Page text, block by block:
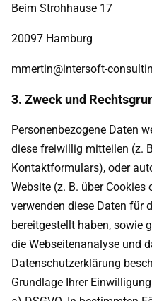
Beim Strohhause 17
20097 Hamburg
mmertin@intersoft-
3. Zweck und
Personenbezogene Daten
diese freiwillig mitteilen (z.
Kontaktformulars), oder
Website (z. B. über
verwenden diese Daten für
bereitgestellt haben, sowie
die Webseitenanalyse und
Datenschutzerklärung
Grundlage Ihrer